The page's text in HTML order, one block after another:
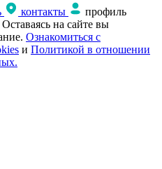
контакты
профиль
на сайте вы
Ознакомиться с
и Политикой в отношении